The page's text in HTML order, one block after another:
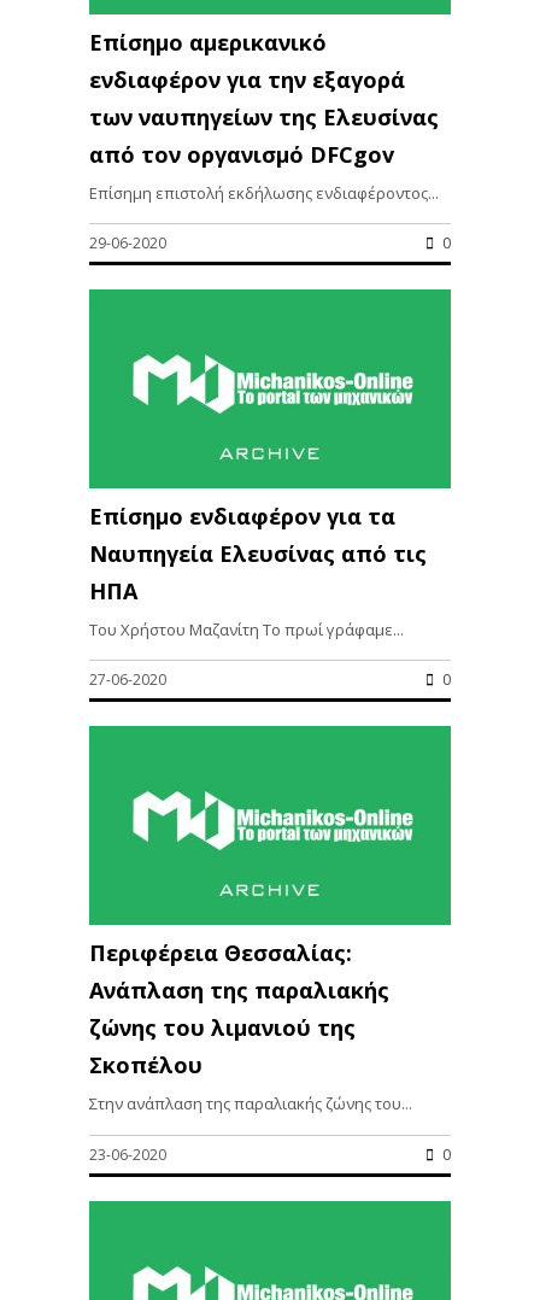
Επίσημο αμερικανικό
ενδιαφέρον για την εξαγορά
των ναυπηγείων της Ελευσίνας
από τον οργανισμό DFCgov
Επίσημη επιστολή εκδήλωσης ενδιαφέροντος...
29-06-2020 0
Επίσημο ενδιαφέρον για τα
Ναυπηγεία Ελευσίνας από τις
ΗΠΑ
Του Χρήστου Μαζανίτη Το πρωί γράφαμε...
27-06-2020 0
Περιφέρεια Θεσσαλίας:
Ανάπλαση της παραλιακής
ζώνης του λιμανιού της
Σκοπέλου
Στην ανάπλαση της παραλιακής ζώνης του...
23-06-2020 0